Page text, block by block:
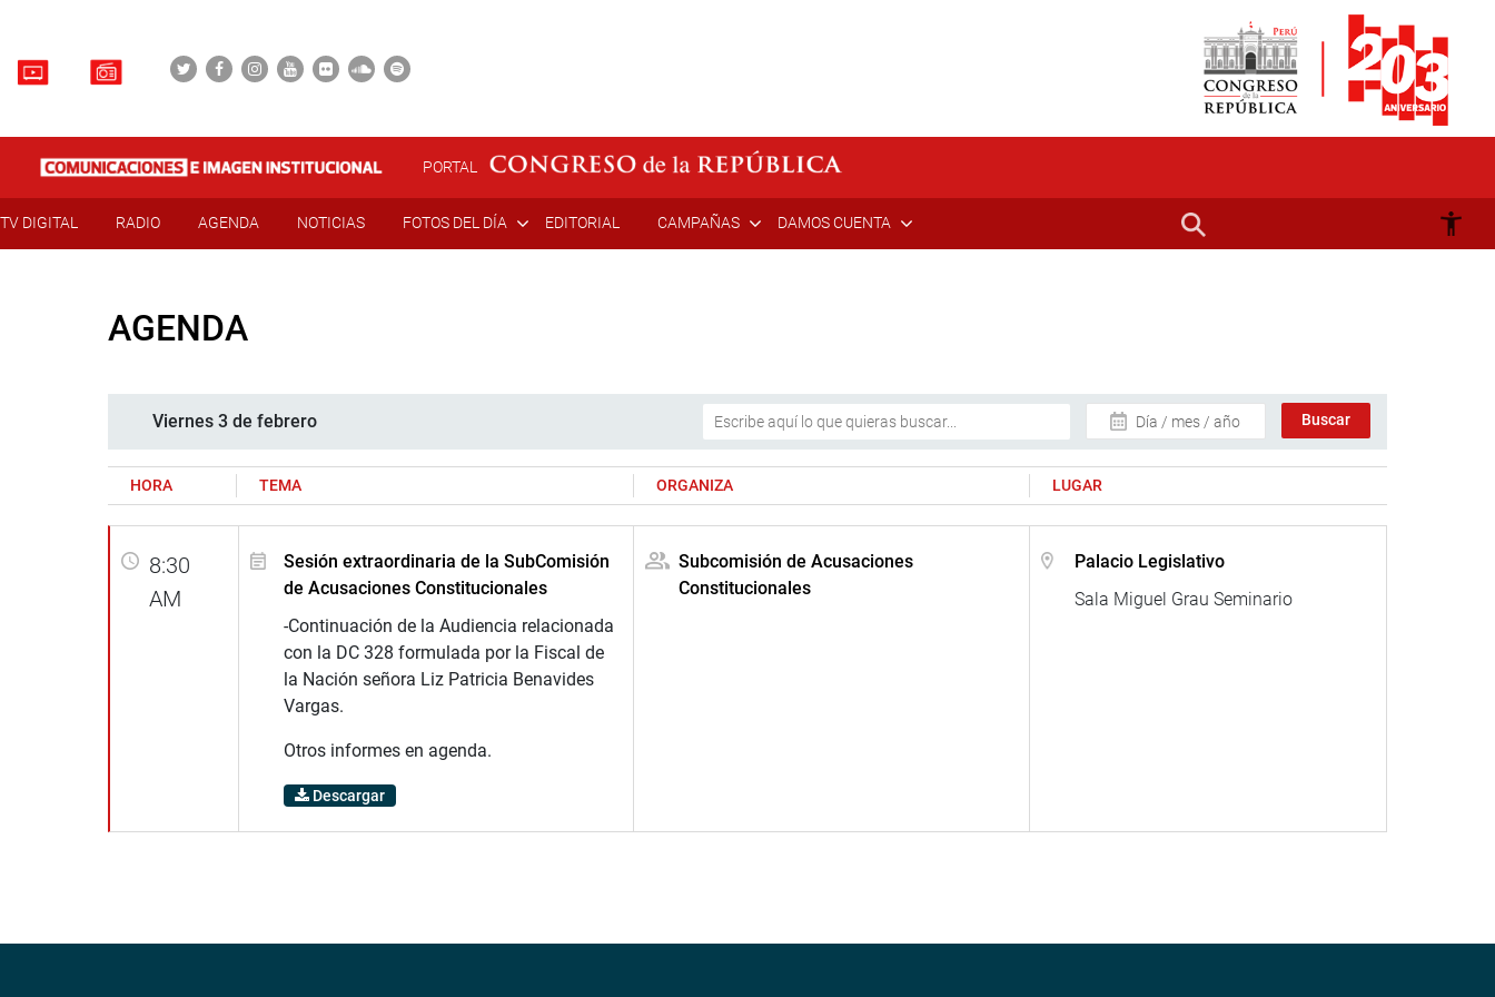
PORTAL
TV DIGITAL RADIO AGENDA NOTICIAS FOTOS DEL DÍA EDITORIAL CAMPAÑAS DAMOS CUENTA
AGENDA
Viernes 3 de febrero Día / mes / año
HORA TEMA ORGANIZA LUGAR
8:30
AM
Sesión extraordinaria de la SubComisión
de Acusaciones Constitucionales
-Continuación de la Audiencia relacionada
con la DC 328 formulada por la Fiscal de
la Nación señora Liz Patricia Benavides
Vargas.
Otros informes en agenda.
Descargar
Subcomisión de Acusaciones
Constitucionales
Palacio Legislativo
Sala Miguel Grau Seminario